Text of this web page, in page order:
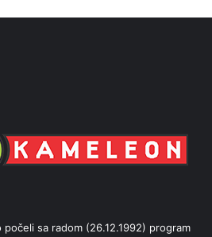
sa radom (26.12.1992) program